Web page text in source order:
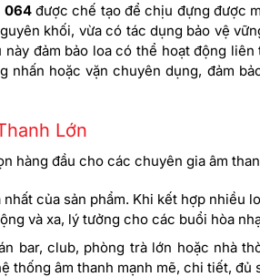
064được chế tạo để chịu đựng được
khối, vừa có tác dụng bảo vệ
đảm bảo loa có thể hoạt động
hoặc vặn chuyên dụng, đảm
Lớn
hàng đầu cho các chuyên gia âm
của sản phẩm. Khi kết hợp nhiều
và xa, lý tưởng cho các buổi hòa
bar, club, phòng trà lớn hoặc nhà
âm thanh mạnh mẽ, chi tiết, đủ